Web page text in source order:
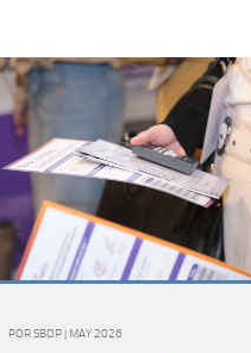
POR SBOP | MAY 2026